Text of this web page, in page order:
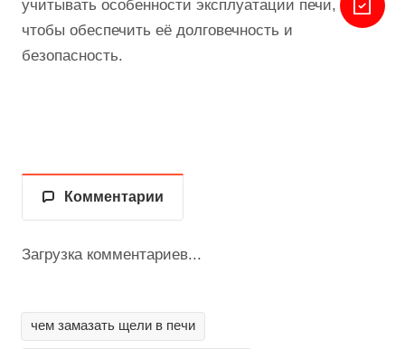
учитывать особенности эксплуатации печи,
чтобы обеспечить её долговечность и
безопасность.
Комментарии
Загрузка комментариев...
чем замазать щели в печи